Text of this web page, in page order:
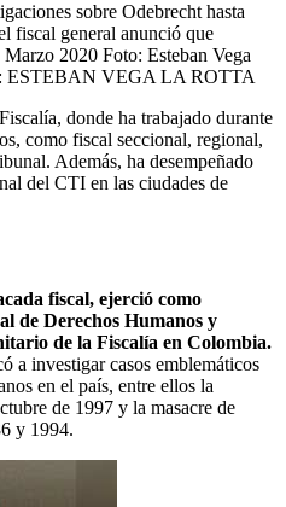
sobre Odebrecht hasta
fiscal general anunció que
2020 Foto: Esteban Vega
ESTEBAN VEGA LA ROTTA
donde ha trabajado durante
como fiscal seccional, regional,
Además, ha desempeñado
del CTI en las ciudades de
fiscal, ejerció como
de Derechos Humanos y
de la Fiscalía en Colombia.
a investigar casos emblemáticos
en el país, entre ellos la
de 1997 y la masacre de
y 1994.